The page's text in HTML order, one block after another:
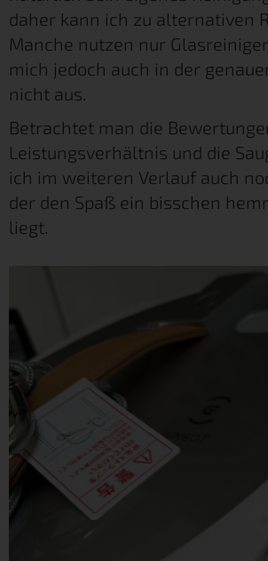
daher kann ich zu alternativen
Manche nutzen nur
mich jedoch auch in der
nicht aus.
Betrachtet man die
Leistungsverhältnis und die
ich im weiteren Verlauf auch
der den Spaß ein bisschen
liegt.